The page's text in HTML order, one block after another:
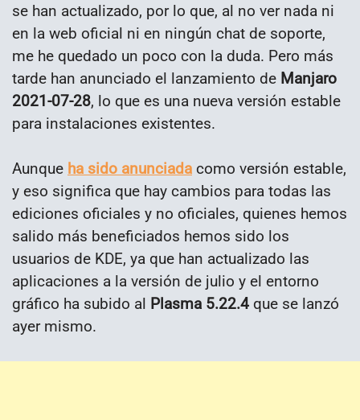
se han actualizado, por lo que, al no ver nada ni
en la web oficial ni en ningún chat de soporte,
me he quedado un poco con la duda. Pero más
tarde han anunciado el lanzamiento de Manjaro
2021-07-28, lo que es una nueva versión estable
para instalaciones existentes.
Aunque ha sido anunciada como versión estable,
y eso significa que hay cambios para todas las
ediciones oficiales y no oficiales, quienes hemos
salido más beneficiados hemos sido los
usuarios de KDE, ya que han actualizado las
aplicaciones a la versión de julio y el entorno
gráfico ha subido al Plasma 5.22.4 que se lanzó
ayer mismo.